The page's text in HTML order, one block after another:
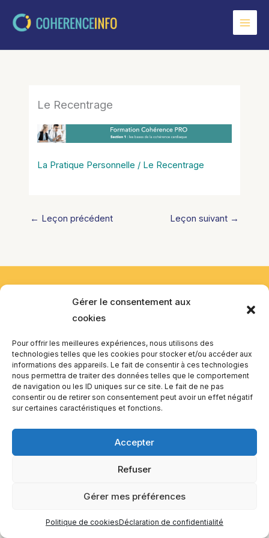
Gérer le consentement aux
cookies
Pour offrir les meilleures expériences, nous utilisons des
technologies telles que les cookies pour stocker et/ou accéder aux
informations des appareils. Le fait de consentir à ces technologies
nous permettra de traiter des données telles que le comportement
de navigation ou les ID uniques sur ce site. Le fait de ne pas
consentir ou de retirer son consentement peut avoir un effet négatif
sur certaines caractéristiques et fonctions.
Accepter
Refuser
Gérer mes préférences
Politique de cookiesDéclaration de confidentialité
Le Recentrage
La Pratique Personnelle / Le Recentrage
← Leçon précédent Leçon suivant →
H1Y 2J9 Canada